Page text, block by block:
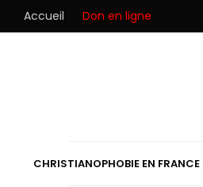
Accueil Don en ligne
CHRISTIANOPHOBIE EN FRANCE